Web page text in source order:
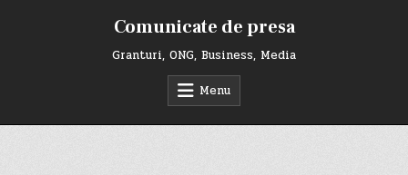
Comunicate de presa
Granturi, ONG, Business, Media
Menu